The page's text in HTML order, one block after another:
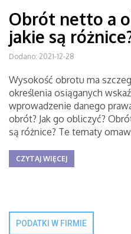
Obrót netto a
jakie są
Dodano: 2021-12-28
Wysokość obrotu ma
określenia osiąganych
wprowadzenie danego
obrót? Jak go obliczyć?
są różnice? Te tematy
CZYTAJ WIĘCEJ
PODATKI W FIRMIE